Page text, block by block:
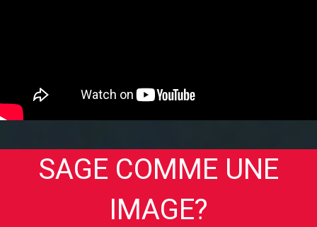
SAGE COMME UNE
IMAGE?